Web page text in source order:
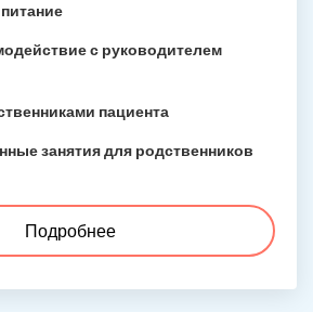
с руководителем
пациента
занятия для родственников
Подробнее